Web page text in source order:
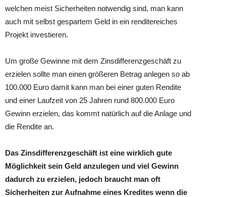
welchen meist Sicherheiten notwendig sind, man kann
auch mit selbst gespartem Geld in ein renditereiches
Projekt investieren.
Um große Gewinne mit dem Zinsdifferenzgeschäft zu
erzielen sollte man einen größeren Betrag anlegen so ab
100.000 Euro damit kann man bei einer guten Rendite
und einer Laufzeit von 25 Jahren rund 800.000 Euro
Gewinn erzielen, das kommt natürlich auf die Anlage und
die Rendite an.
Das Zinsdifferenzgeschäft ist eine wirklich gute
Möglichkeit sein Geld anzulegen und viel Gewinn
dadurch zu erzielen, jedoch braucht man oft
Sicherheiten zur Aufnahme eines Kredites wenn die